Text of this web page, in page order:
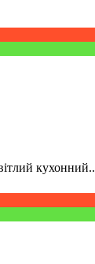
кухонний..